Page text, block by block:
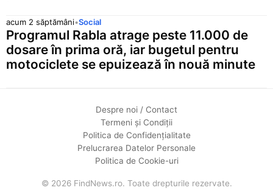
acum 2 săptămâni•Social
Programul Rabla atrage peste 11.000 de
dosare în prima oră, iar bugetul pentru
motociclete se epuizează în nouă minute
Despre noi / Contact
Termeni și Condiții
Politica de Confidențialitate
Prelucrarea Datelor Personale
Politica de Cookie-uri
© 2026 FindNews.ro. Toate drepturile rezervate.